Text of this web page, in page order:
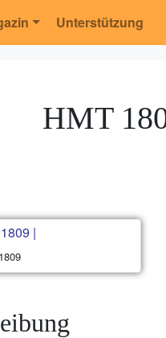
Unterstützung
HMT